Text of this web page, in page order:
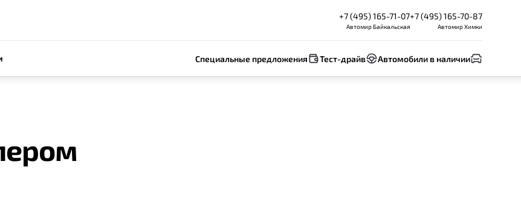
+7 (495) 165-71-07
Автомир Байкальская
+7 (495) 165-70-87
Автомир Химки
Специальные предложения Тест-драйв Автомобили в наличии